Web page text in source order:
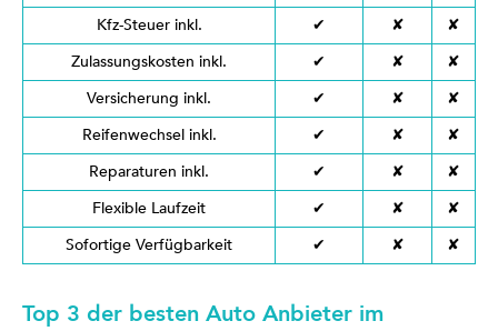
Kfz-Steuer inkl.
✔ ✘
✘
Zulassungskosten inkl.
✔ ✘
✘
Versicherung inkl.
✔ ✘
✘
Reifenwechsel inkl.
✔ ✘
✘
Reparaturen inkl.
✔ ✘
✘
Flexible Laufzeit
✔ ✘
✘
Sofortige Verfügbarkeit
✔ ✘ ✘
Top 3 der besten Auto Anbieter im